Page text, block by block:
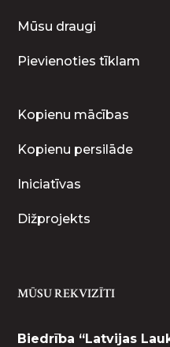
Mūsu draugi
Pievienoties tīklam
Kopienu mācības
Kopienu persilāde
Iniciatīvas
Dižprojekts
MŪSU REKVIZĪTI
Biedrība “Latvijas